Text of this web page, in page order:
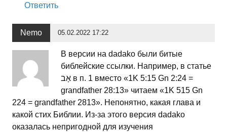
Ответить
Nemo 05.02.2022 17:22
В версии на dadako были битые
библейские ссылки. Например, в статье
אָב в п. 1 вместо «1K 5:15 Gn 2:24 =
grandfather 28:13» читаем «1K 5 15 Gn
2 24 = grandfather 28 13». Непонятно, какая глава и
какой стих Библии. Из-за этого версия dadako
оказалась непригодной для изучения